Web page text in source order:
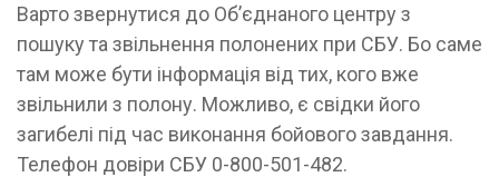
Варто звернутися до Об’єднаного центру з
пошуку та звільнення полонених при СБУ. Бо саме
там може бути інформація від тих, кого вже
звільнили з полону. Можливо, є свідки його
загибелі під час виконання бойового завдання.
Телефон довіри СБУ 0-800-501-482.